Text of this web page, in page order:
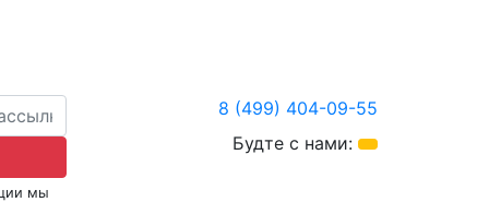
мы
8 (499) 404-09-55
Будте с нами: